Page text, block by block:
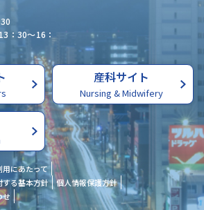
：30〜16：
産科サイト
Nursing & Midwifery
にあたって
する基本方針
個人情報保護方針
せ